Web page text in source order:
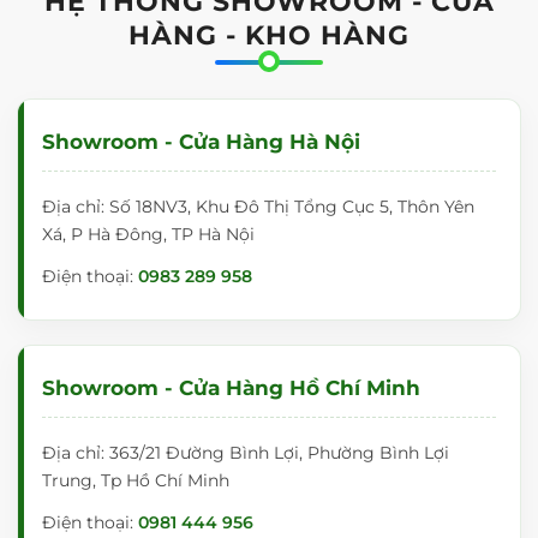
trong giáo dục và đời sống
Đối với trẻ nhỏ: Phát triển trí thông minh
những lợi ích không ngờ:
chữ, tập viết những nét chữ đầu đời một cách hứng
thú.
Tư duy logic:Thực hành các bài toán, sơ đồ tư duy
trực quan ngay trên mặt bảng.
vời, giúp trẻ định hình màu sắc và không gian tốt
hơn.
Đối với văn phòng và gia đình:
Dùng làm bảng thông báo tại phòng làm việc, cửa
hàng, quán cafe (menu chalkboard).
HÀNG - KHO HÀNG
Showroom - Cửa Hàng Hà Nội
Địa chỉ: Số 18NV3, Khu Đô Thị Tổng Cục 5, Thôn Yên
Xá, P Hà Đông, TP Hà Nội
Điện thoại: 0983 289 958
Showroom - Cửa Hàng Hồ Chí Minh
Địa chỉ: 363/21 Đường Bình Lợi, Phường Bình Lợi
Trung, Tp Hồ Chí Minh
Điện thoại: 0981 444 956